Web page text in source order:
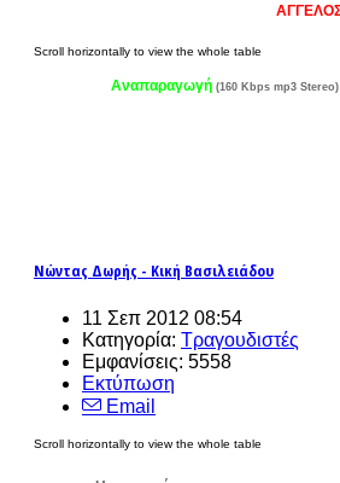
Αναπαραγωγή (160 Kbps mp3 Stereo)
Νώντας Δωρής - Κική Βασιλειάδου
11 Σεπ 2012 08:54
Κατηγορία: Τραγουδιστές
Εμφανίσεις: 5558
Εκτύπωση
Email